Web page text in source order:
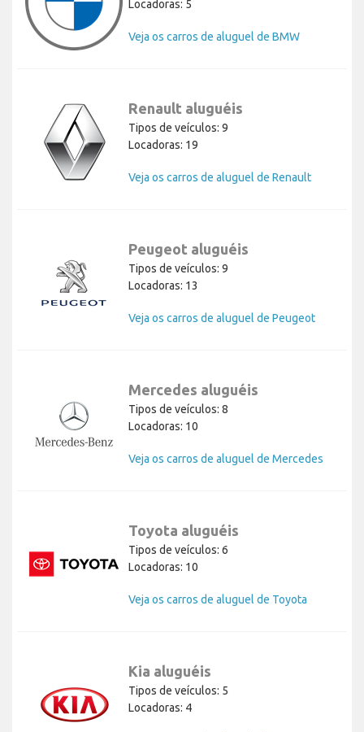
Locadoras: 5
Veja os carros de aluguel de BMW
Renault aluguéis
Tipos de veículos: 9
Locadoras: 19
Veja os carros de aluguel de Renault
Peugeot aluguéis
Tipos de veículos: 9
Locadoras: 13
Veja os carros de aluguel de Peugeot
Mercedes aluguéis
Tipos de veículos: 8
Locadoras: 10
Veja os carros de aluguel de Mercedes
Toyota aluguéis
Tipos de veículos: 6
Locadoras: 10
Veja os carros de aluguel de Toyota
Kia aluguéis
Tipos de veículos: 5
Locadoras: 4